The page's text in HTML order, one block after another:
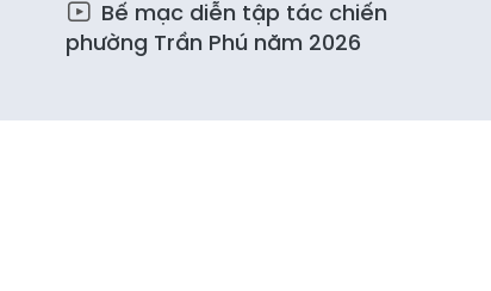
Bế mạc diễn tập tác chiến
phường Trần Phú năm 2026